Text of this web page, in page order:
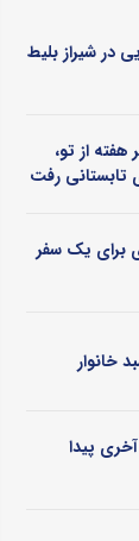
در شیراز بلیط
هفته از تو،
تابستانی رفت
برای یک سفر
خانوار
پیدا